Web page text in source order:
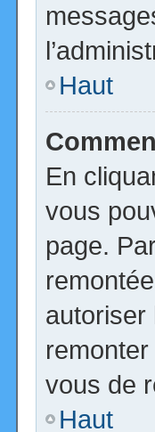
Haut
En
vous
page.
autoriser
vous de
Haut